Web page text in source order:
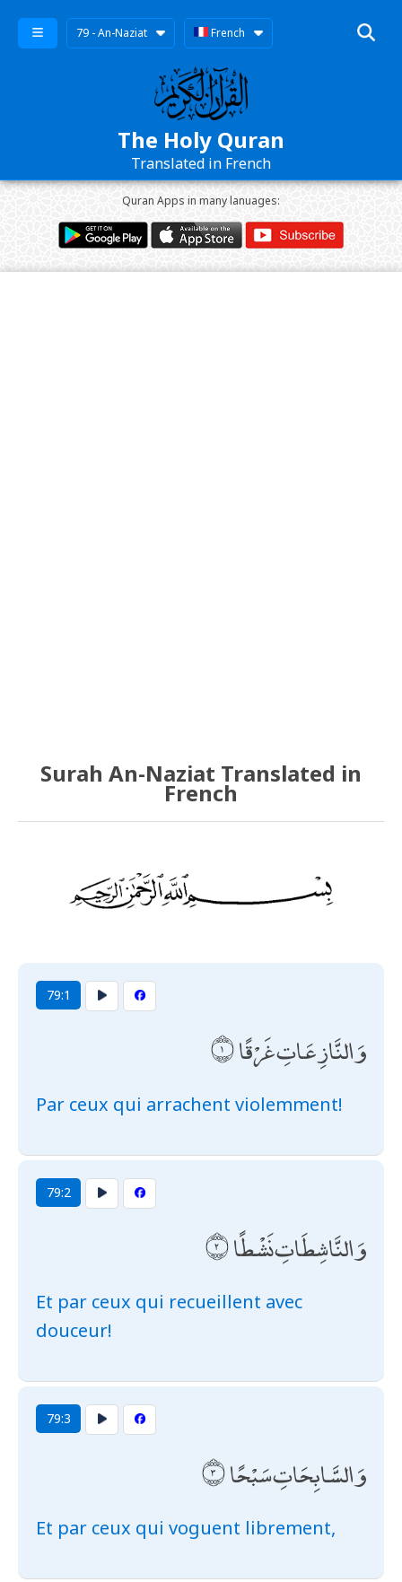
79 - An-Naziat French
The Holy Quran
Translated in French
Quran Apps in many lanuages:
Surah An-Naziat Translated in
French
79:1
وَالنَّازِعَاتِ غَرْقًا
Par ceux qui arrachent violemment!
79:2
وَالنَّاشِطَاتِ نَشْطًا
Et par ceux qui recueillent avec
douceur!
79:3
وَالسَّابِحَاتِ سَبْحًا
Et par ceux qui voguent librement,